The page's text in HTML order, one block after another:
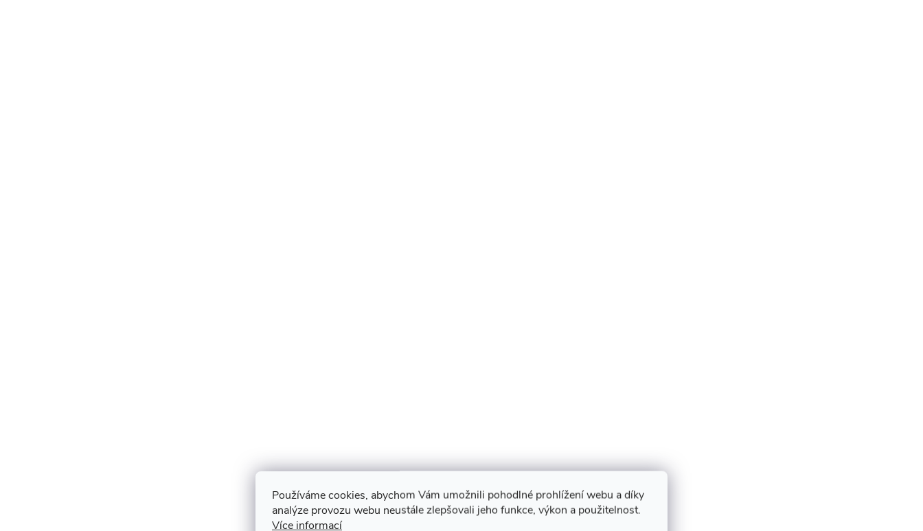
Používáme cookies, abychom Vám umožnili pohodlné prohlížení webu a díky
analýze provozu webu neustále zlepšovali jeho funkce, výkon a použitelnost.
Více informací